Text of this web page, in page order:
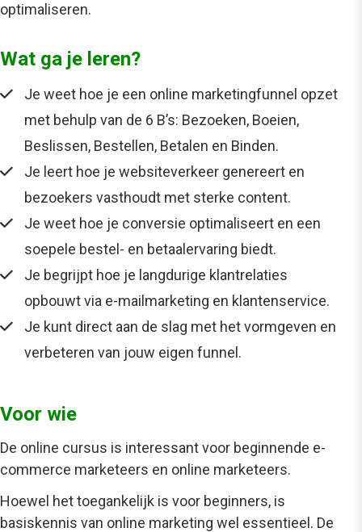
optimaliseren.
Wat ga je leren?
Je weet hoe je een online marketingfunnel opzet
met behulp van de 6 B’s: Bezoeken, Boeien,
Beslissen, Bestellen, Betalen en Binden.
Je leert hoe je websiteverkeer genereert en
bezoekers vasthoudt met sterke content.
Je weet hoe je conversie optimaliseert en een
soepele bestel- en betaalervaring biedt.
Je begrijpt hoe je langdurige klantrelaties
opbouwt via e-mailmarketing en klantenservice.
Je kunt direct aan de slag met het vormgeven en
verbeteren van jouw eigen funnel.
Voor wie
De online cursus is interessant voor beginnende e-
commerce marketeers en online marketeers.
Hoewel het toegankelijk is voor beginners, is
basiskennis van online marketing wel essentieel. De